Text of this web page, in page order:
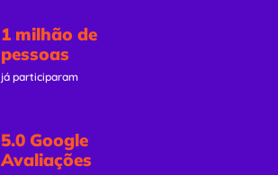
1 milhão de
pessoas
já participaram
5.0 Google
Avaliações